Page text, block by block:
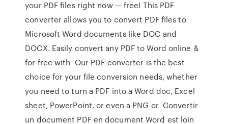
your PDF files right now — free! This PDF
converter allows you to convert PDF files to
Microsoft Word documents like DOC and
DOCX. Easily convert any PDF to Word online &
for free with Our PDF converter is the best
choice for your file conversion needs, whether
you need to turn a PDF into a Word doc, Excel
sheet, PowerPoint, or even a PNG or Convertir
un document PDF en document Word est loin